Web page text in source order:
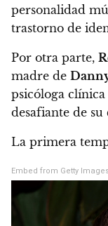
personalidad
trastorno de
Por otra parte,
madre de
psicóloga
desafiante de su
La primera
Embed from Getty Images